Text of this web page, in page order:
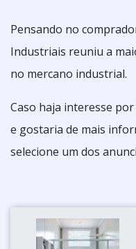
Pensando no
Industriais reuniu a
no mercano industrial.
Caso haja interesse
e gostaria de mais
selecione um dos